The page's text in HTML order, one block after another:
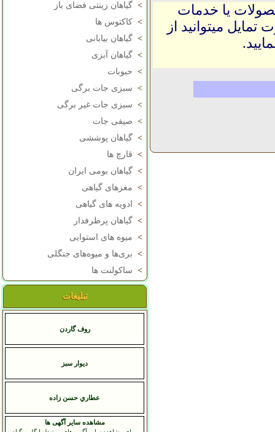
> گیاهان زینتی فضای باز
> کاکتوس ها
> گیاهان بیابانی
> گیاهان آبزی
> حبوبات
> سبزی جات برگی
> سبزی جات غیر برگی
> صیفی جات
> گیاهان پوششی
> قارچ ها
> گیاهان بومی ایران
> مغزهای گیاهی
>
ادویه های گیاهی
> گیاهان پرطرفدار
> میوه های استوایی
> بری‌ها و میوه‌های جنگلی
> ساکولنت ها
تبلیغات
روف گاردن
دیوار سبز
عطاري حسن زاده
مشاهده سایر آگهی ها
یا خدمات
میتوانید از